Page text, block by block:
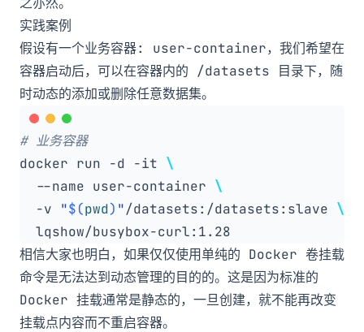
实践案例
假设有一个业务容器: user-container，我们希望在
容器启动后，可以在容器内的 /datasets 目录下，随
时动态的添加或删除任意数据集。
# 业务容器
docker run -d -it
  --name user-container
  -v
"$(pwd) "/datasets:/datasets:slave
相信大家也明白，如果仅仅使用单纯的 Docker 卷挂载
命令是无法达到动态管理的目的的。这是因为标准的
Docker 挂载通常是静态的，一旦创建，就不能再改变
挂载点内容而不重启容器。